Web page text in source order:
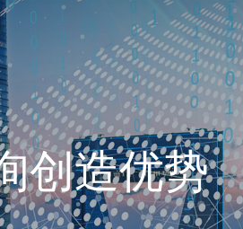
服务供应商